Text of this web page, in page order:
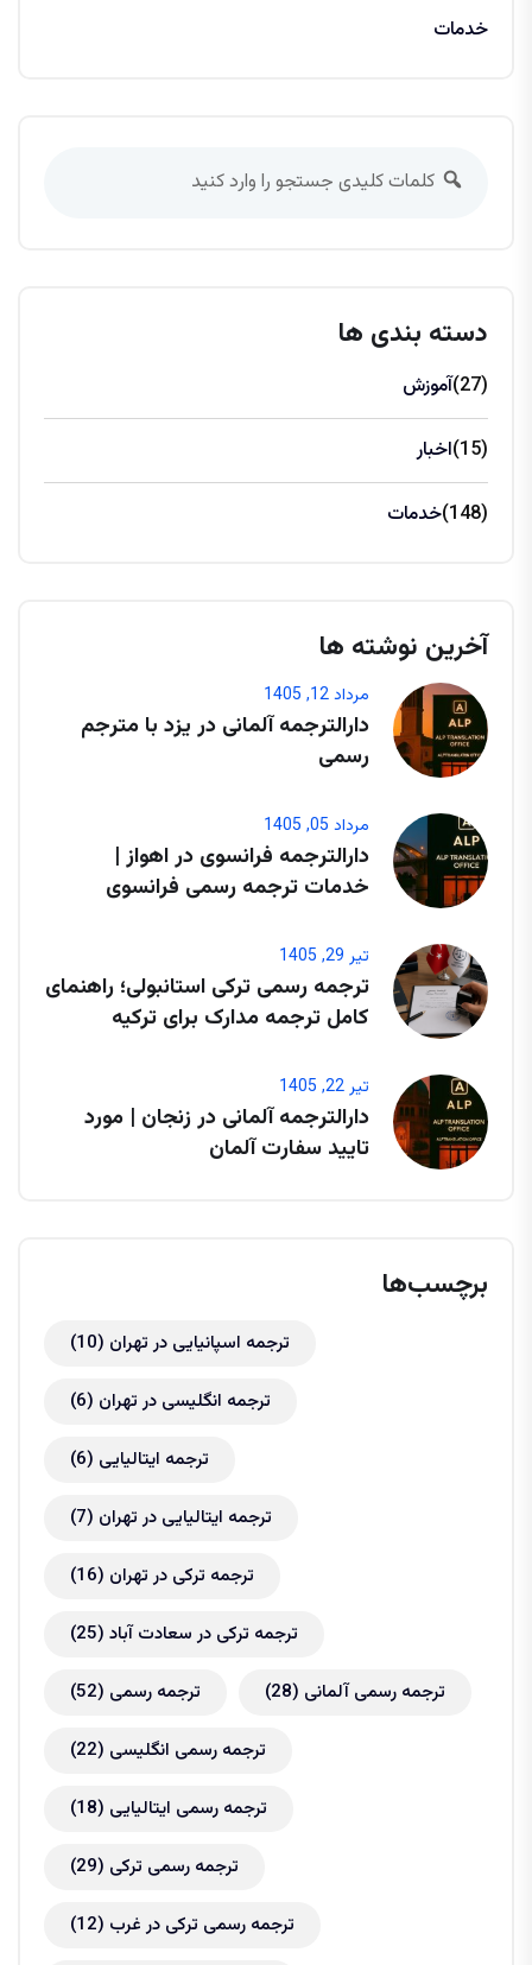
خدمات
دسته بندی ها
آموزش (27)
اخبار (15)
خدمات (148)
آخرین نوشته ها
مرداد 12, 1405
دارالترجمه آلمانی در یزد با مترجم
رسمی
مرداد 05, 1405
دارالترجمه فرانسوی در اهواز |
خدمات ترجمه رسمی فرانسوی
تیر 29, 1405
ترجمه رسمی ترکی استانبولی؛ راهنمای
کامل ترجمه مدارک برای ترکیه
تیر 22, 1405
دارالترجمه آلمانی در زنجان | مورد
تایید سفارت آلمان
برچسب‌ها
ترجمه اسپانیایی در تهران (10)
ترجمه انگلیسی در تهران (6)
ترجمه ایتالیایی (6)
ترجمه ایتالیایی در تهران (7)
ترجمه ترکی در تهران (16)
ترجمه ترکی در سعادت آباد (25)
ترجمه رسمی (52) ترجمه رسمی آلمانی (28)
ترجمه رسمی انگلیسی (22)
ترجمه رسمی ایتالیایی (18)
ترجمه رسمی ترکی (29)
ترجمه رسمی ترکی در غرب (12)